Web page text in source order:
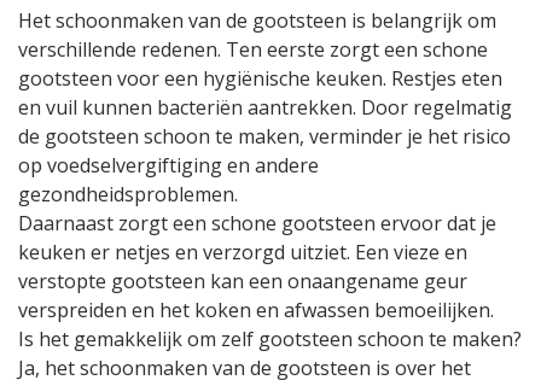
Het schoonmaken van de gootsteen is belangrijk om
verschillende redenen. Ten eerste zorgt een schone
gootsteen voor een hygiënische keuken. Restjes eten
en vuil kunnen bacteriën aantrekken. Door regelmatig
de gootsteen schoon te maken, verminder je het risico
op voedselvergiftiging en andere
gezondheidsproblemen.
Daarnaast zorgt een schone gootsteen ervoor dat je
keuken er netjes en verzorgd uitziet. Een vieze en
verstopte gootsteen kan een onaangename geur
verspreiden en het koken en afwassen bemoeilijken.
Is het gemakkelijk om zelf gootsteen schoon te maken?
Ja, het schoonmaken van de gootsteen is over het